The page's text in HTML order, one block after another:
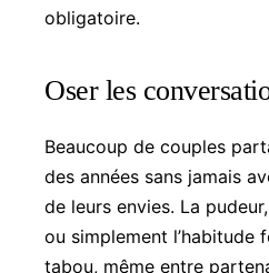
obligatoire.
Oser les
Beaucoup de couples
des années sans jamais
de leurs envies. La
ou simplement l’habitude
tabou, même entre